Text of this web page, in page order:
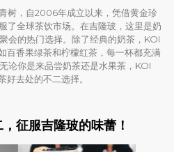
树，自2006年成立以来，凭借黄金珍
了全球茶饮市场。在吉隆玻，这里是奶
会的热门选择。除了经典的奶茶，KOI
百香果绿茶和柠檬红茶，每一杯都充满
论你是来品尝奶茶还是水果茶，KOI
去处的不二选择。
征服吉隆玻的味蕾！